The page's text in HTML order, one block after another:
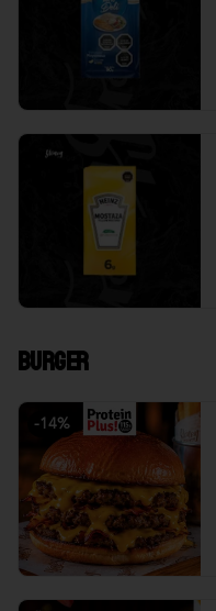
Burger
-14%